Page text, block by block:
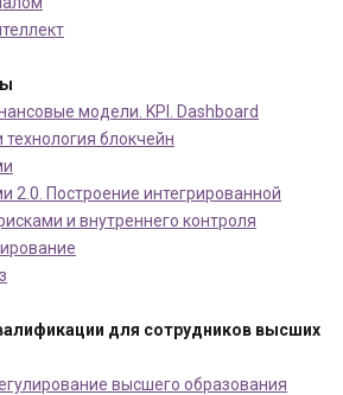
модели. KPI. Dashboard
блокчейн
2.0. Построение интегрированной
и внутреннего контроля
для сотрудников высших
высшего образования